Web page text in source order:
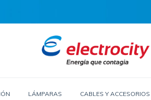
LÁMPARAS CABLES Y ACCESORIOS